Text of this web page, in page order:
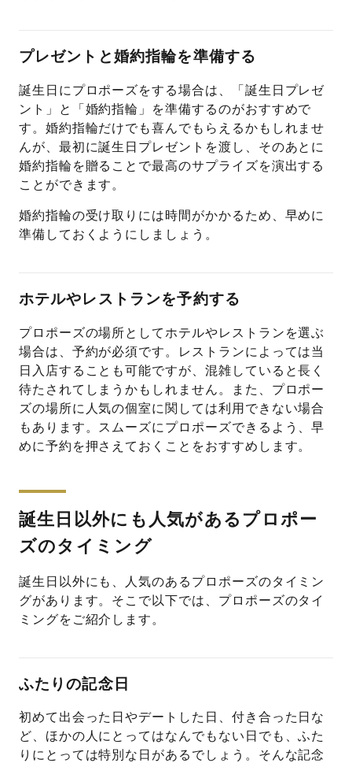
プレゼントと婚約指輪を準備する
誕生日にプロポーズをする場合は、「誕生日プレゼ
ント」と「婚約指輪」を準備するのがおすすめで
す。婚約指輪だけでも喜んでもらえるかもしれませ
んが、最初に誕生日プレゼントを渡し、そのあとに
婚約指輪を贈ることで最高のサプライズを演出する
ことができます。
婚約指輪の受け取りには時間がかかるため、早めに
準備しておくようにしましょう。
ホテルやレストランを予約する
プロポーズの場所としてホテルやレストランを選ぶ
場合は、予約が必須です。レストランによっては当
日入店することも可能ですが、混雑していると長く
待たされてしまうかもしれません。また、プロポー
ズの場所に人気の個室に関しては利用できない場合
もあります。スムーズにプロポーズできるよう、早
めに予約を押さえておくことをおすすめします。
誕生日以外にも人気があるプロポー
ズのタイミング
誕生日以外にも、人気のあるプロポーズのタイミン
グがあります。そこで以下では、プロポーズのタイ
ミングをご紹介します。
ふたりの記念日
初めて出会った日やデートした日、付き合った日な
ど、ほかの人にとってはなんでもない日でも、ふた
りにとっては特別な日があるでしょう。そんな記念